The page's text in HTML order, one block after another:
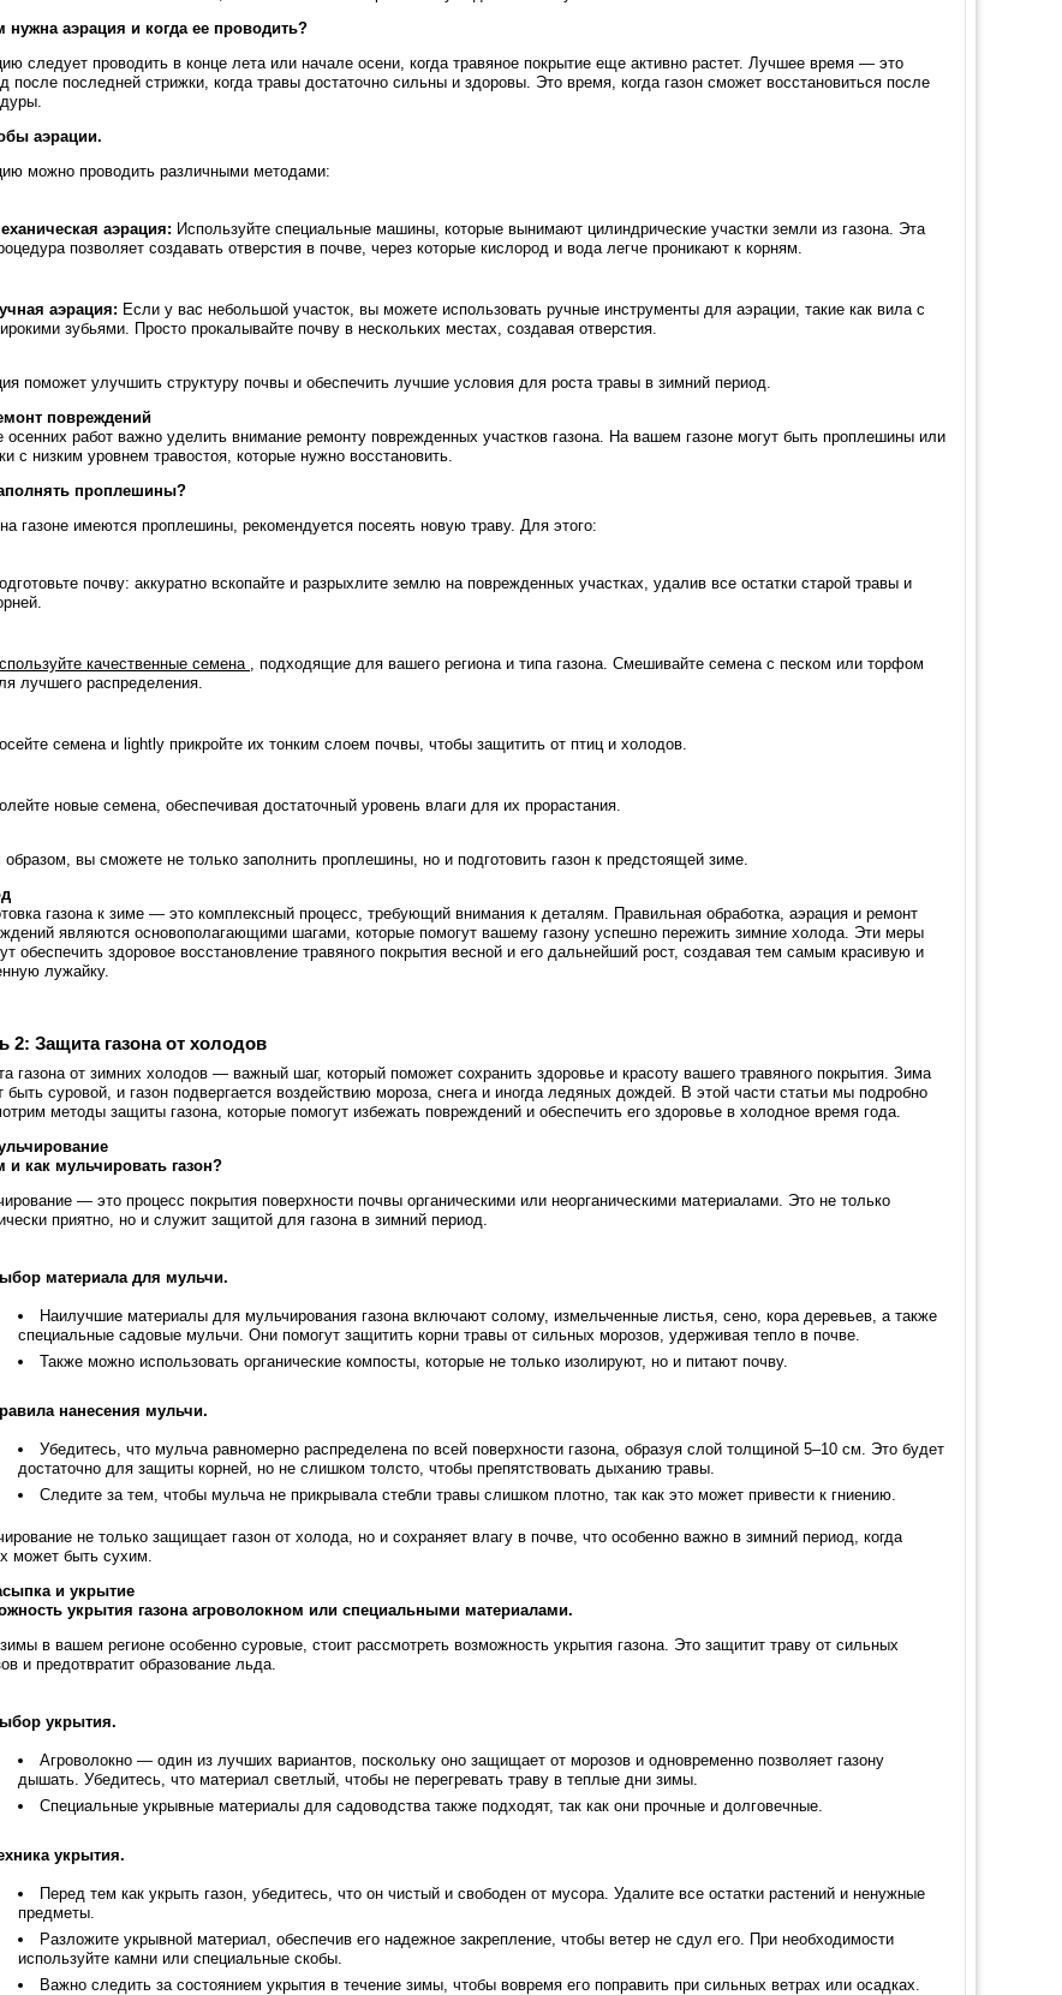
нужна аэрация и когда ее проводить?
следует проводить в конце лета или начале осени, когда травяное покрытие еще активно растет. Лучшее время — это
после последней стрижки, когда травы достаточно сильны и здоровы. Это время, когда газон сможет восстановиться после
аэрации.
можно проводить различными методами:
аэрация: Используйте специальные машины, которые вынимают цилиндрические участки земли из газона. Эта
позволяет создавать отверстия в почве, через которые кислород и вода легче проникают к корням.
аэрация: Если у вас небольшой участок, вы можете использовать ручные инструменты для аэрации, такие как вила с
зубьями. Просто прокалывайте почву в нескольких местах, создавая отверстия.
поможет улучшить структуру почвы и обеспечить лучшие условия для роста травы в зимний период.
повреждений
осенних работ важно уделить внимание ремонту поврежденных участков газона. На вашем газоне могут быть проплешины или
с низким уровнем травостоя, которые нужно восстановить.
проплешины?
газоне имеются проплешины, рекомендуется посеять новую траву. Для этого:
почву: аккуратно вскопайте и разрыхлите землю на поврежденных участках, удалив все остатки старой травы и
качественные семена , подходящие для вашего региона и типа газона. Смешивайте семена с песком или торфом
лучшего распределения.
семена и lightly прикройте их тонким слоем почвы, чтобы защитить от птиц и холодов.
новые семена, обеспечивая достаточный уровень влаги для их прорастания.
образом, вы сможете не только заполнить проплешины, но и подготовить газон к предстоящей зиме.
газона к зиме — это комплексный процесс, требующий внимания к деталям. Правильная обработка, аэрация и ремонт
являются основополагающими шагами, которые помогут вашему газону успешно пережить зимние холода. Эти меры
обеспечить здоровое восстановление травяного покрытия весной и его дальнейший рост, создавая тем самым красивую и
лужайку.
2: Защита газона от холодов
газона от зимних холодов — важный шаг, который поможет сохранить здоровье и красоту вашего травяного покрытия. Зима
быть суровой, и газон подвергается воздействию мороза, снега и иногда ледяных дождей. В этой части статьи мы подробно
методы защиты газона, которые помогут избежать повреждений и обеспечить его здоровье в холодное время года.
и как мульчировать газон?
— это процесс покрытия поверхности почвы органическими или неорганическими материалами. Это не только
приятно, но и служит защитой для газона в зимний период.
материала для мульчи.
Наилучшие материалы для мульчирования газона включают солому, измельченные листья, сено, кора деревьев, а также
специальные садовые мульчи. Они помогут защитить корни травы от сильных морозов, удерживая тепло в почве.
Также можно использовать органические компосты, которые не только изолируют, но и питают почву.
нанесения мульчи.
Убедитесь, что мульча равномерно распределена по всей поверхности газона, образуя слой толщиной 5–10 см. Это будет
достаточно для защиты корней, но не слишком толсто, чтобы препятствовать дыханию травы.
Следите за тем, чтобы мульча не прикрывала стебли травы слишком плотно, так как это может привести к гниению.
не только защищает газон от холода, но и сохраняет влагу в почве, что особенно важно в зимний период, когда
может быть сухим.
и укрытие
укрытия газона агроволокном или специальными материалами.
в вашем регионе особенно суровые, стоит рассмотреть возможность укрытия газона. Это защитит траву от сильных
и предотвратит образование льда.
укрытия.
Агроволокно — один из лучших вариантов, поскольку оно защищает от морозов и одновременно позволяет газону
дышать. Убедитесь, что материал светлый, чтобы не перегревать траву в теплые дни зимы.
Специальные укрывные материалы для садоводства также подходят, так как они прочные и долговечные.
укрытия.
Перед тем как укрыть газон, убедитесь, что он чистый и свободен от мусора. Удалите все остатки растений и ненужные
предметы.
Разложите укрывной материал, обеспечив его надежное закрепление, чтобы ветер не сдул его. При необходимости
используйте камни или специальные скобы.
Важно следить за состоянием укрытия в течение зимы, чтобы вовремя его поправить при сильных ветрах или осадках.